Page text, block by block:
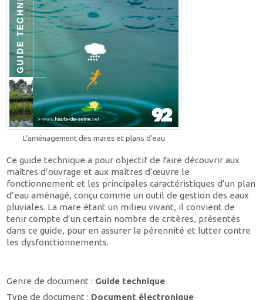
L’aménagement des mares et plans d’eau
Ce guide technique a pour objectif de faire découvrir aux
maîtres d’ouvrage et aux maîtres d’œuvre le
fonctionnement et les principales caractéristiques d’un plan
d’eau aménagé, conçu comme un outil de gestion des eaux
pluviales. La mare étant un milieu vivant, il convient de
tenir compte d’un certain nombre de critères, présentés
dans ce guide, pour en assurer la pérennité et lutter contre
les dysfonctionnements.
Genre de document : Guide technique
Type de document : Document électronique